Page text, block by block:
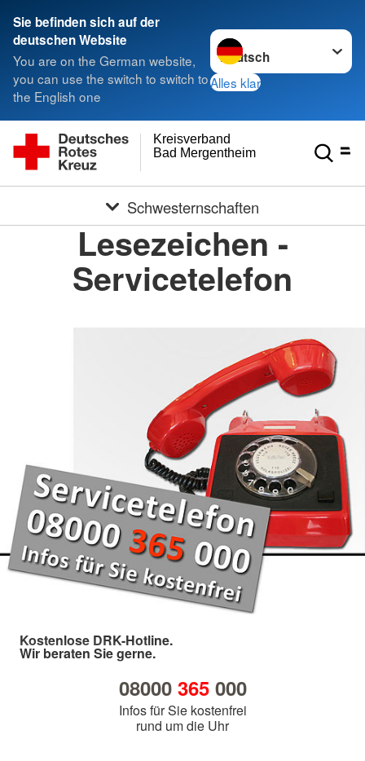
Sie befinden sich auf der
deutschen Website
You are on the German website,
you can use the switch to switch to
the English one
Sprache wechseln zu
Alles klar
Bad Mergentheim e.V.
Kreisverband
Schwesternschaften
Lesezeichen -
Servicetelefon
Kostenlose DRK-Hotline.
Wir beraten Sie gerne.
08000 365000
Infos für Sie kostenfrei
rund um die Uhr